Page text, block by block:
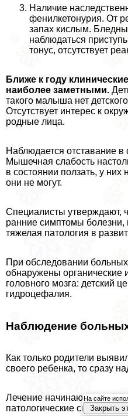
Наличие
фенилкетонурия. От
запах кислым.
наблюдаться
тонус, отсутствует
Ближе к году
наиболее заметными.
такого малыша нет
Отсутствует интерес к
родные лица.
Наблюдается отставание в
Мышечная слабость
в состоянии ползать, у них
они не могут.
Специалисты утверждают,
ранние симптомы болезни,
тяжелая патология в
При обследовании
обнаружены органические
головного мозга: детский
гидроцефалия.
Наблюдение
Как только родители
своего ребенка, то сразу
Лечение начинают с того
патологические симптомы.
На сайте
Закрыть